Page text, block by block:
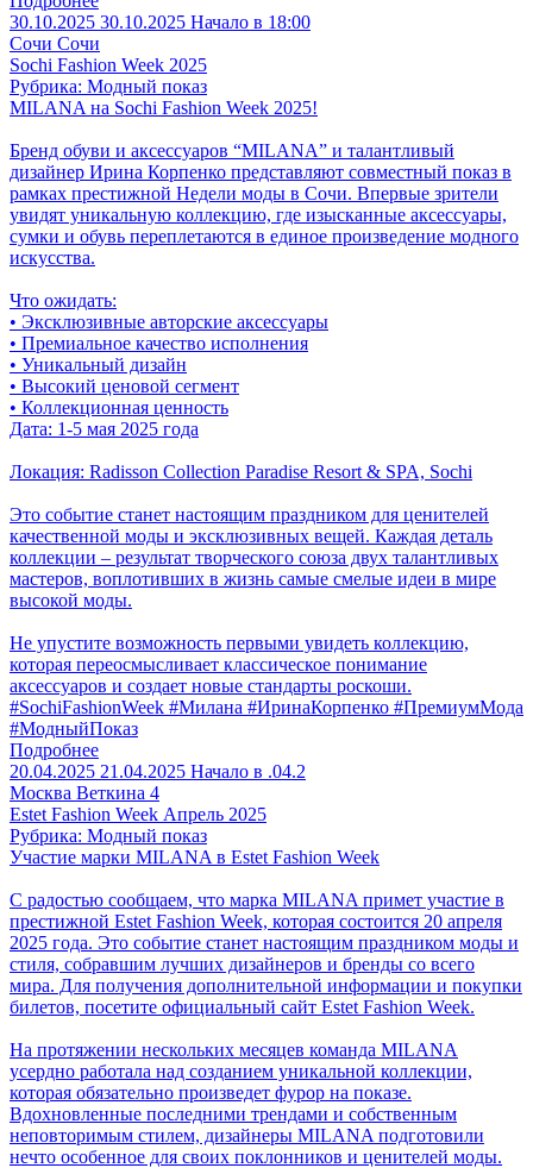
30.10.2025 30.10.2025 Начало в 18:00
Сочи Сочи
Sochi Fashion Week 2025
Рубрика: Модный показ
MILANA на Sochi Fashion Week 2025!
Бренд обуви и аксессуаров “MILANA” и талантливый
дизайнер Ирина Корпенко представляют совместный показ в
рамках престижной Недели моды в Сочи. Впервые зрители
увидят уникальную коллекцию, где изысканные аксессуары,
сумки и обувь переплетаются в единое произведение модного
искусства.
Что ожидать:
• Эксклюзивные авторские аксессуары
• Премиальное качество исполнения
• Уникальный дизайн
• Высокий ценовой сегмент
• Коллекционная ценность
Дата: 1-5 мая 2025 года
Локация: Radisson Collection Paradise Resort & SPA, Sochi
Это событие станет настоящим праздником для ценителей
качественной моды и эксклюзивных вещей. Каждая деталь
коллекции – результат творческого союза двух талантливых
мастеров, воплотивших в жизнь самые смелые идеи в мире
высокой моды.
Не упустите возможность первыми увидеть коллекцию,
которая переосмысливает классическое понимание
аксессуаров и создает новые стандарты роскоши.
#SochiFashionWeek #Милана #ИринаКорпенко #ПремиумМода
#МодныйПоказ
Подробнее
20.04.2025 21.04.2025 Начало в .04.2
Москва Веткина 4
Estet Fashion Week Апрель 2025
Рубрика: Модный показ
Участие марки MILANA в Estet Fashion Week
С радостью сообщаем, что марка MILANA примет участие в
престижной Estet Fashion Week, которая состоится 20 апреля
2025 года. Это событие станет настоящим праздником моды и
стиля, собравшим лучших дизайнеров и бренды со всего
мира. Для получения дополнительной информации и покупки
билетов, посетите официальный сайт Estet Fashion Week.
На протяжении нескольких месяцев команда MILANA
усердно работала над созданием уникальной коллекции,
которая обязательно произведет фурор на показе.
Вдохновленные последними трендами и собственным
неповторимым стилем, дизайнеры MILANA подготовили
нечто особенное для своих поклонников и ценителей моды.